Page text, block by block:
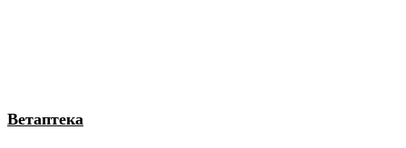
Ветаптека